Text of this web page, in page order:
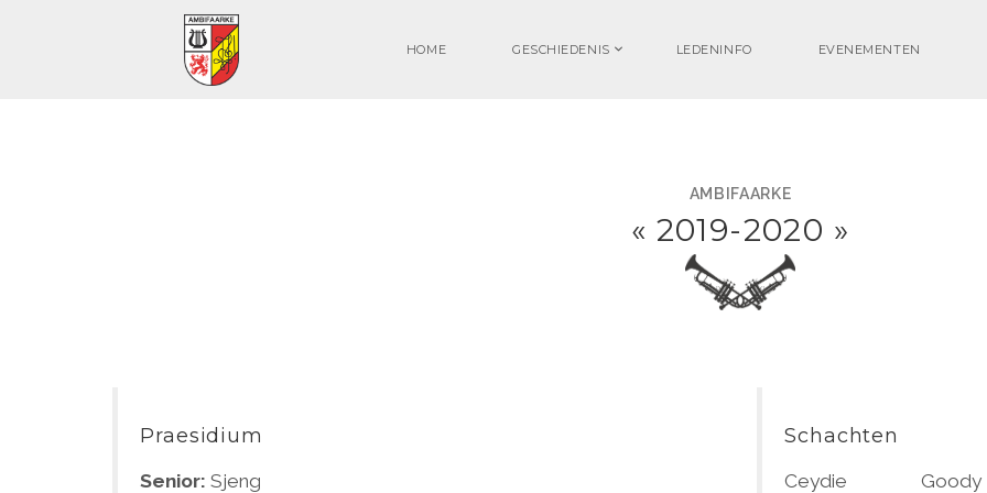
HOME GESCHIEDENIS LEDENINFO EVENEMENTEN
AMBIFAARKE
« 2019-2020 »
Praesidium
Senior: Sjeng
Schachten
Ceydie
Goody